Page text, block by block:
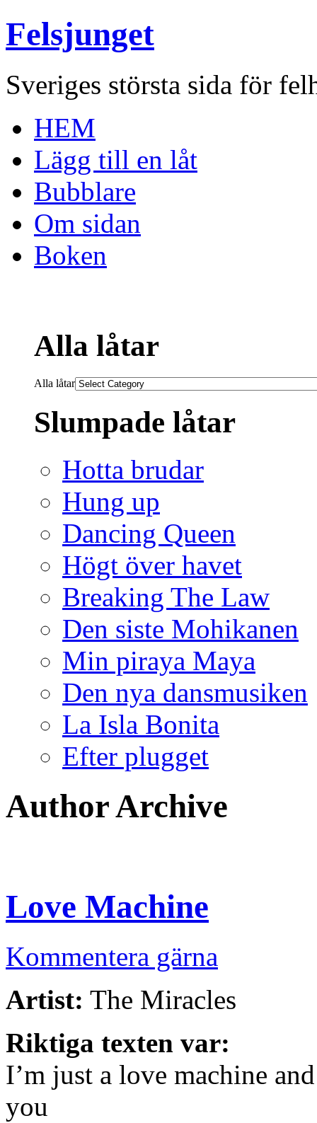
Felsjunget
Sveriges största sida för
HEM
Lägg till en låt
Bubblare
Om sidan
Boken
Alla låtar
Alla låtar
Slumpade låtar
Hotta brudar
Hung up
Dancing Queen
Högt över havet
Breaking The Law
Den siste Mohikanen
Min piraya Maya
Den nya dansmusiken
La Isla Bonita
Efter plugget
Author Archive
Love Machine
Kommentera gärna
Artist: The Miracles
Riktiga texten var:
I’m just a love machine
you